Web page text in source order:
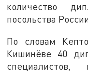
количество
посольства
По словам
Кишинёве 40
cпециалистов,